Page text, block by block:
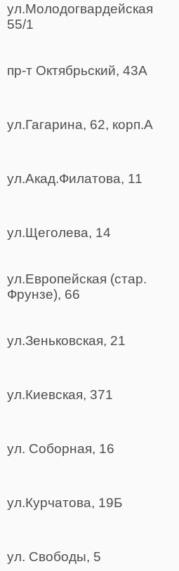
ул.Молодогвардейская
55/1
пр-т Октябрьский, 43А
ул.Гагарина, 62, корп.А
ул.Акад.Филатова, 11
ул.Щеголева, 14
ул.Европейская (стар.
Фрунзе), 66
ул.Зеньковская, 21
ул.Киевская, 371
ул. Соборная, 16
ул.Курчатова, 19Б
ул. Свободы, 5